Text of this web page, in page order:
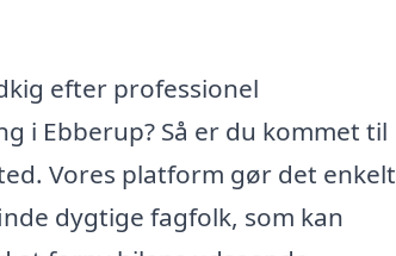
efter professionel
i Ebberup? Så er du kommet til
Vores platform gør det enkelt
dygtige fagfolk, som kan